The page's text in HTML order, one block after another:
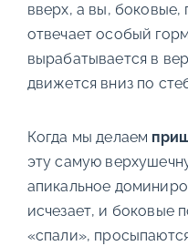
вверх, а вы, боковые,
отвечает особый
вырабатывается в
движется вниз по
Когда мы делаем
эту самую
апикальное
исчезает, и боковые
«спали»,